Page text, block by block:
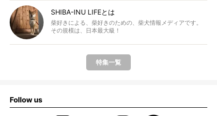
SHIBA-INU LIFEとは
柴好きによる、柴好きのための、柴犬情報メディアです。
その規模は、日本最大級！
特集一覧
Follow us